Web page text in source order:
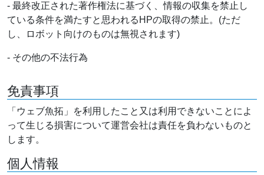
- 最終改正された著作権法に基づく、情報の収集を禁止し
ている条件を満たすと思われるHPの取得の禁止。(ただ
し、ロボット向けのものは無視されます)
- その他の不法行為
免責事項
「ウェブ魚拓」を利用したこと又は利用できないことによ
って生じる損害について運営会社は責任を負わないものと
します。
個人情報